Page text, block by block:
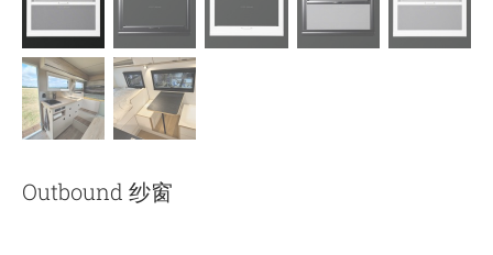
联系我们
Outbound 纱窗